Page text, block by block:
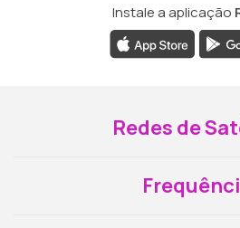
Instale a aplicação
Redes de